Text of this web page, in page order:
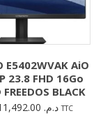
E5402WVAK AiO
23.8 FHD 16Go
BLACK
د.م. TTC